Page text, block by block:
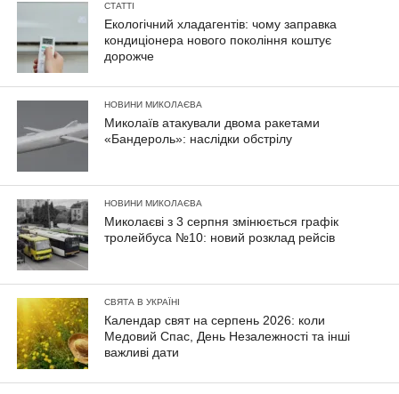
СТАТТІ
Екологічний хладагентів: чому заправка
кондиціонера нового покоління коштує
дорожче
НОВИНИ МИКОЛАЄВА
Миколаїв атакували двома ракетами
«Бандероль»: наслідки обстрілу
НОВИНИ МИКОЛАЄВА
Миколаєві з 3 серпня змінюється графік
тролейбуса №10: новий розклад рейсів
СВЯТА В УКРАЇНІ
Календар свят на серпень 2026: коли
Медовий Спас, День Незалежності та інші
важливі дати